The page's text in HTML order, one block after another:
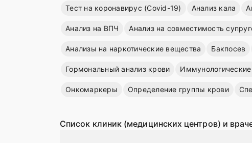
Тест на коронавирус (Covid-19) Анализ кала
Анализ на ВПЧ Анализ на совместимость
Анализы на наркотические вещества Бакпосев
Гормональный анализ крови
Онкомаркеры Определение группы крови
Список клиник (медицинских центров) и